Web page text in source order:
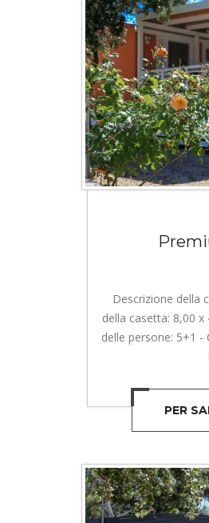
Descrizione della
della casetta: 8,00
delle persone: 5+1
PER